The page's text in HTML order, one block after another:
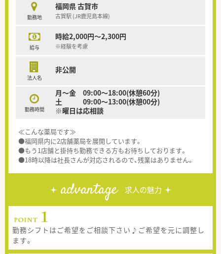
勤務地
福岡県 古賀市
古賀駅 (JR鹿児島本線)
給与
時給2,000円～2,300円
※経験を考慮
法人名
非公開
勤務時間
月～金 09:00～18:00(休憩60分)
土 09:00～13:00(休憩00分)
※曜日は応相談
≪こんな薬局です≫
●福岡県内に2店舗薬局を展開しています。
●もう1店舗と掛持ち勤務できる方もお待ちしております。
●18時以降は社長さんが対応されるので、残業はありません。
advantage 求人の魅力
勤務シフトはご希望をご相談下さい♪ご希望を元に調整し
ます。